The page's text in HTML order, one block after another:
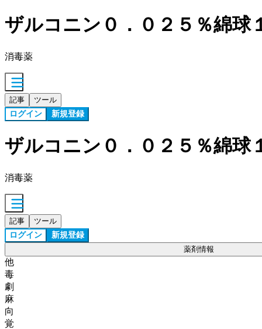
ザルコニン０．０２５％綿球
消毒薬
記事 ツール
ログイン 新規登録
ザルコニン０．０２５％綿球
消毒薬
記事 ツール
ログイン 新規登録
薬剤情報
他
毒
劇
麻
向
覚